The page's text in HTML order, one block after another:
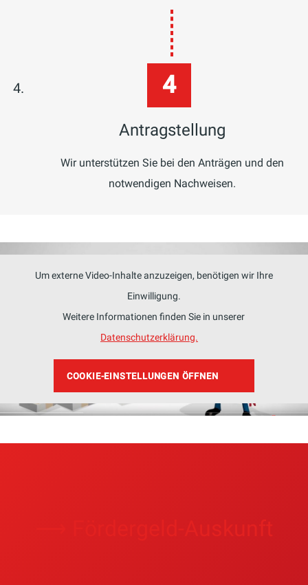
Antragstellung
Wir unterstützen Sie bei den Anträgen und den
notwendigen Nachweisen.
Um externe Video-Inhalte anzuzeigen, benötigen wir Ihre
Einwilligung.
Weitere Informationen finden Sie in unserer
Datenschutzerklärung.
COOKIE-EINSTELLUNGEN ÖFFNEN